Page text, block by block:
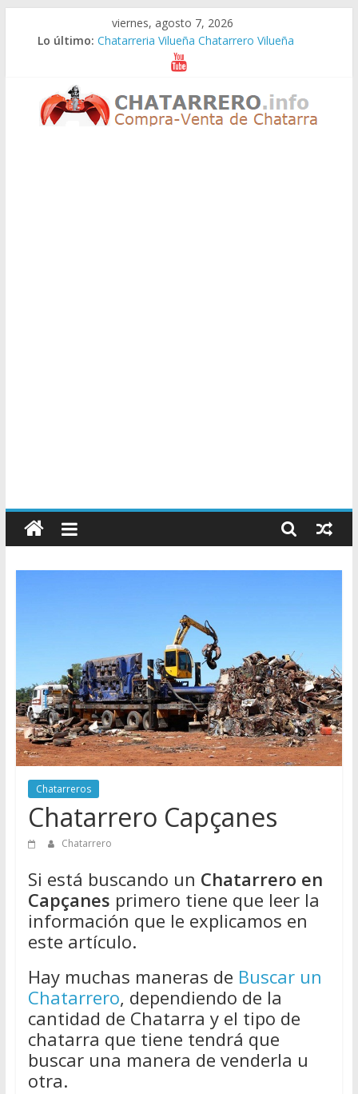
viernes, agosto 7, 2026
Lo último: Chatarreria Vilueña Chatarrero Vilueña
Chatarreria Zuera Chatarrero Zuera
Chatarreria Zaragoza Chatarrero Zaragoza
Chatarreria Zaida Chatarrero Zaida
Chatarreria Vistabella Chatarrero Vistabella
Chatarreros
–
Precio
de
Chatarra
Directorio
de
Chatarreros
para
vender
Chatarra
Chatarreros
Chatarrero Capçanes
Chatarrero
Si está buscando un Chatarrero en
Capçanes primero tiene que leer la
información que le explicamos en
este artículo.
Hay muchas maneras de Buscar un
Chatarrero, dependiendo de la
cantidad de Chatarra y el tipo de
chatarra que tiene tendrá que
buscar una manera de venderla u
otra.